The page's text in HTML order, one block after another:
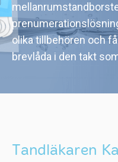
olika tillbehören och
brevlåda i den takt
Tandläkaren